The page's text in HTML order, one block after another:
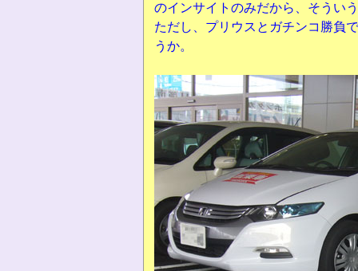
のインサイトのみだから、そうい
ただし、プリウスとガチンコ勝負
うか。